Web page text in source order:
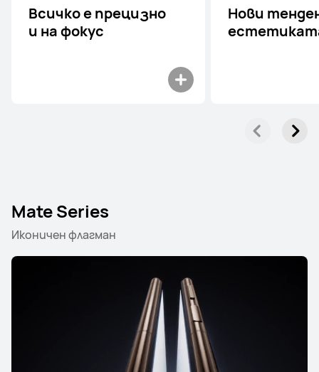
Всичко е прецизно
и на фокус
Нови
Mate Series
Иконичен флагман